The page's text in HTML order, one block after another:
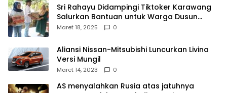
Sri Rahayu Didampingi Tiktoker Karawang
Salurkan Bantuan untuk Warga Dusun
Kampek Desa Karangligar
Maret 18, 2025 0
Aliansi Nissan-Mitsubishi Luncurkan Livina
Versi Mungil
Maret 14, 2023 0
AS menyalahkan Rusia atas jatuhnya